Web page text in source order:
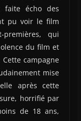
faite écho des
pu voir le film
qui
du film et
campagne
mise
après cette
horrifié par
de 18 ans,